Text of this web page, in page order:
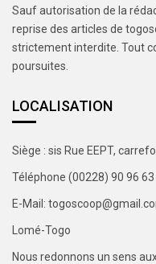
Sauf autorisation de la
reprise des articles de
strictement interdite. Tout
poursuites.
LOCALISATION
Siège : sis Rue EEPT,
Téléphone (00228) 90 96
E-Mail:
Lomé-Togo
Nous redonnons un sens